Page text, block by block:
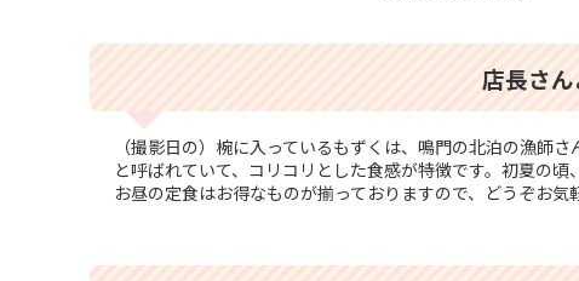
店長さ
（撮影日の）椀に入っているもずくは、鳴門の北泊の漁師
と呼ばれていて、コリコリとした食感が特徴です。初夏の頃
お昼の定食はお得なものが揃っておりますので、どうぞお気